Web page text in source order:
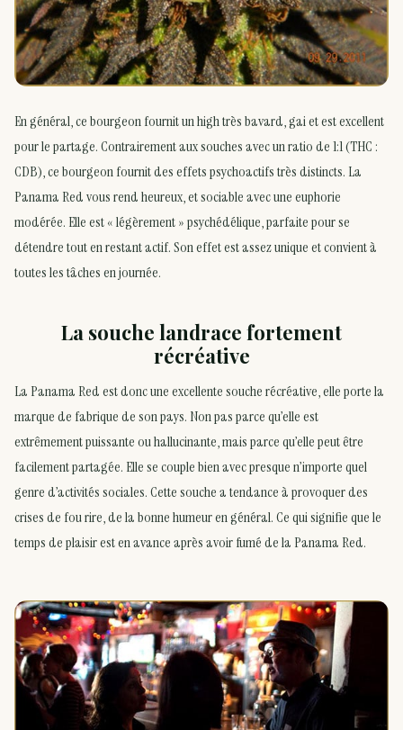
En général, ce bourgeon fournit un high très bavard, gai et est excellent
pour le partage. Contrairement aux souches avec un ratio de 1:1 (THC :
CDB), ce bourgeon fournit des effets psychoactifs très distincts. La
Panama Red vous rend heureux, et sociable avec une euphorie
modérée. Elle est « légèrement » psychédélique, parfaite pour se
détendre tout en restant actif. Son effet est assez unique et convient à
toutes les tâches en journée.
La souche landrace fortement
récréative
La Panama Red est donc une excellente souche récréative, elle porte la
marque de fabrique de son pays. Non pas parce qu’elle est
extrêmement puissante ou hallucinante, mais parce qu’elle peut être
facilement partagée. Elle se couple bien avec presque n’importe quel
genre d’activités sociales. Cette souche a tendance à provoquer des
crises de fou rire, de la bonne humeur en général. Ce qui signifie que le
temps de plaisir est en avance après avoir fumé de la Panama Red.